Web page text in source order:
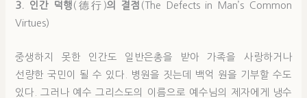
3. 인간 덕행 (德行)의 결점 (The Defects in Man’s Common
Virtues)
중생하지 못한 인간도 일반은총을 받아 가족을 사랑하거나
선량한 국민이 될 수 있다. 병원을 짓는데 백억 원을 기부할 수도
있다. 그러나 예수 그리스도의 이름으로 예수님의 제자에게 냉수